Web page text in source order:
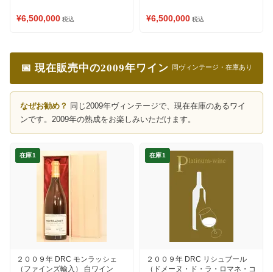
¥6,500,000 税込 ¥6,500,000 税込
📅 現在販売中の2009年ワイン 同ヴィンテージ・在庫あり
なぜお勧め？ 同じ2009年ヴィンテージで、現在在庫のあるワイ
ンです。2009年の熟成をお楽しみいただけます。
在庫1
２００９年 DRC モンラッシェ
（ファインズ輸入） 白ワイン
在庫1
２００９年 DRC リシュブール
（ドメーヌ・ド・ラ・ロマネ・コ